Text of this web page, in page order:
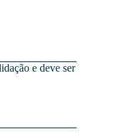
e deve ser